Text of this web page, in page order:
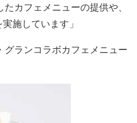
カフェメニューの提供や、
施しています」
ランコラボカフェメニュー